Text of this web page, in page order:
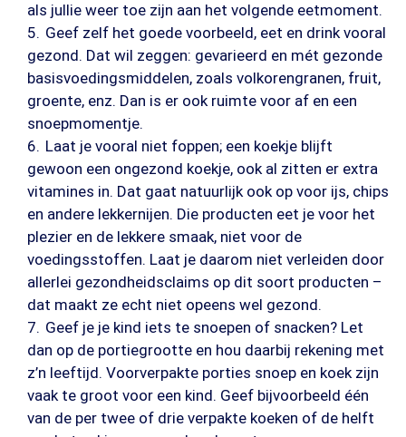
als jullie weer toe zijn aan het volgende eetmoment.
Geef zelf het goede voorbeeld, eet en drink vooral
gezond. Dat wil zeggen: gevarieerd en mét gezonde
basisvoedingsmiddelen, zoals volkorengranen, fruit,
groente, enz. Dan is er ook ruimte voor af en een
snoepmomentje.
Laat je vooral niet foppen; een koekje blijft
gewoon een ongezond koekje, ook al zitten er extra
vitamines in. Dat gaat natuurlijk ook op voor ijs, chips
en andere lekkernijen. Die producten eet je voor het
plezier en de lekkere smaak, niet voor de
voedingsstoffen. Laat je daarom niet verleiden door
allerlei gezondheidsclaims op dit soort producten –
dat maakt ze echt niet opeens wel gezond.
Geef je je kind iets te snoepen of snacken? Let
dan op de portiegrootte en hou daarbij rekening met
z’n leeftijd. Voorverpakte porties snoep en koek zijn
vaak te groot voor een kind. Geef bijvoorbeeld één
van de per twee of drie verpakte koeken of de helft